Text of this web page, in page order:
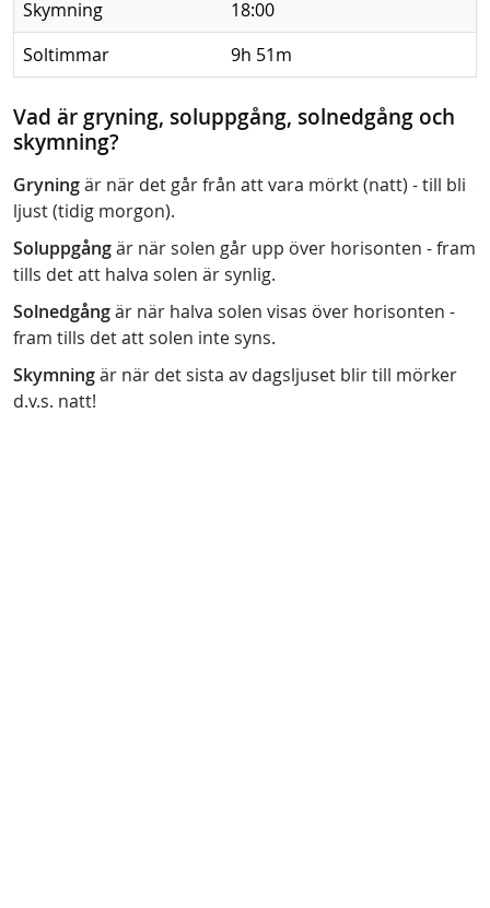
Skymning
18:00
Soltimmar
9h 51m
Vad är gryning, soluppgång, solnedgång och
skymning?
Gryningär när det går från att vara mörkt (natt) - till bli
ljust (tidig morgon).
Soluppgångär när solen går upp över horisonten - fram
tills det att halva solen är synlig.
Solnedgångär när halva solen visas över horisonten -
fram tills det att solen inte syns.
Skymningär när det sista av dagsljuset blir till mörker
d.v.s. natt!